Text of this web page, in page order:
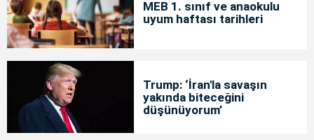
MEB 1. sınıf ve anaokulu
uyum haftası tarihleri
Trump: ‘İran'la savaşın
yakında biteceğini
düşünüyorum’